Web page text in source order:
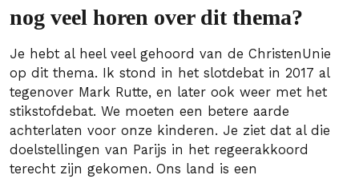
nog veel horen over dit thema?
Je hebt al heel veel gehoord van de ChristenUnie
op dit thema. Ik stond in het slotdebat in 2017 al
tegenover Mark Rutte, en later ook weer met het
stikstofdebat. We moeten een betere aarde
achterlaten voor onze kinderen. Je ziet dat al die
doelstellingen van Parijs in het regeerakkoord
terecht zijn gekomen. Ons land is een